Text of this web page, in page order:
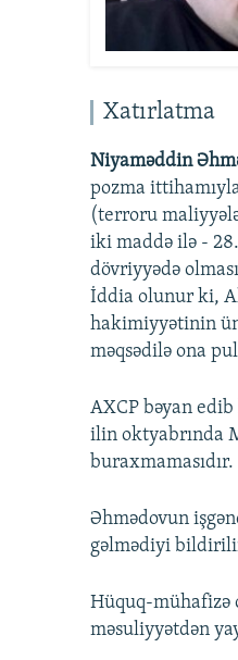
Xatırlatma
Niyaməddin
pozma
(terroru
iki maddə ilə -
dövriyyədə
İddia olunur ki,
hakimiyyətinin
məqsədilə ona
AXCP bəyan
ilin oktyabrında
buraxmamasıdır.
Əhmədovun
gəlmədiyi
Hüquq-mühafizə
məsuliyyətdən